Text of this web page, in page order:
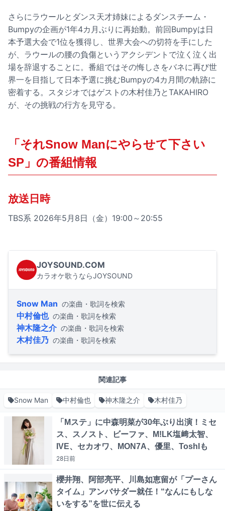
さらにラウールとダンス天才姉妹によるダンスチーム・
Bumpyの企画が1年4カ月ぶりに再始動。前回Bumpyは日
本予選大会で1位を獲得し、世界大会への切符を手にした
が、ラウールの腰の負傷というアクシデントで泣く泣く出
場を辞退することに。番組ではその悔しさをバネに再び世
界一を目指して日本予選に挑むBumpyの4カ月間の軌跡に
密着する。スタジオではゲストの木村佳乃とTAKAHIRO
が、その挑戦の行方を見守る。
「それSnow Manにやらせて下さい
SP」の番組情報
放送日時
TBS系 2026年5月8日（金）19:00～20:55
JOYSOUND.COM
カラオケ歌うならJOYSOUND
Snow Man の楽曲・歌詞を検索
中村倫也 の楽曲・歌詞を検索
神木隆之介 の楽曲・歌詞を検索
木村佳乃 の楽曲・歌詞を検索
関連記事
Snow Man 中村倫也 神木隆之介 木村佳乃
「Mステ」に中森明菜が30年ぶり出演！ミセ
ス、スノスト、ビーファ、M!LK塩﨑太智、
IVE、セカオワ、MON7A、優里、Toshlも
28日前
櫻井翔、阿部亮平、川島如恵留が「プーさん
タイム」アンバサダー就任！“なんにもしな
いをする”を世に伝える